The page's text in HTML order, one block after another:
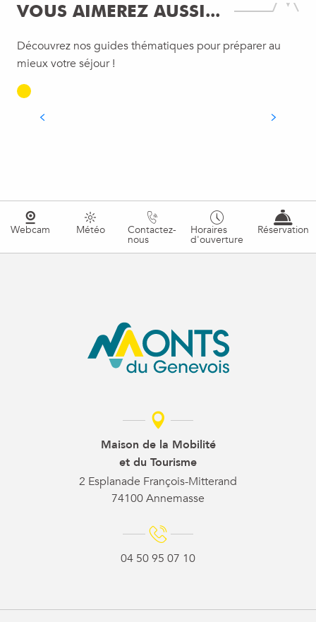
VOUS AIMEREZ AUSSI...
Découvrez nos guides thématiques pour préparer au
mieux votre séjour !
EN COUPLE OU ENTRE AMIS
Webcam Météo Contactez-
nous
Horaires
d'ouverture
Réservation
Maison de la Mobilité
et du Tourisme
2 Esplanade François-Mitterand
74100 Annemasse
04 50 95 07 10